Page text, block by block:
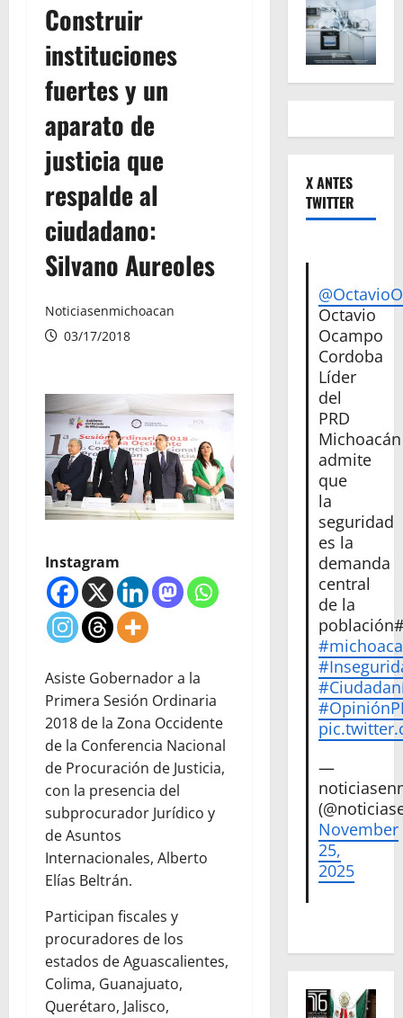
Construir
instituciones
fuertes y un
aparato de
justicia que
respalde al
ciudadano:
Silvano Aureoles
Noticiasenmichoacan
03/17/2018
Instagram
Asiste Gobernador a la
Primera Sesión Ordinaria
2018 de la Zona Occidente
de la Conferencia Nacional
de Procuración de Justicia,
con la presencia del
subprocurador Jurídico y
de Asuntos
Internacionales, Alberto
Elías Beltrán.
Participan fiscales y
procuradores de los
estados de Aguascalientes,
Colima, Guanajuato,
Querétaro, Jalisco,
X ANTES
TWITTER
Octavio
Ocampo
Cordoba
Líder
del
PRD
Michoacán
admite
que
la
seguridad
es la
demanda
central
de la
—
November
25,
2025